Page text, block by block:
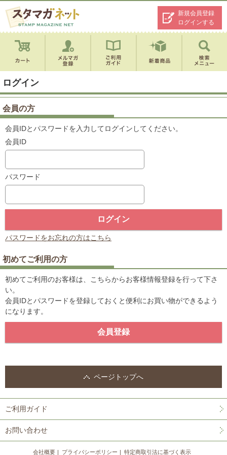
新規会員登録
ログインする
ログイン
会員の方
会員IDとパスワードを入力してログインしてください。
会員ID
パスワード
パスワードをお忘れの方はこちら
初めてご利用の方
初めてご利用のお客様は、こちらからお客様情報登録を行って下さ
い。
会員IDとパスワードを登録しておくと便利にお買い物ができるよう
になります。
ページトップへ
ご利用ガイド
お問い合わせ
会社概要 プライバシーポリシー 特定商取引法に基づく表示